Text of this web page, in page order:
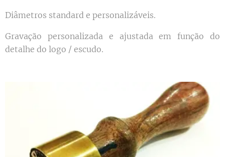
Diâmetros standard e personalizáveis.
Gravação personalizada e ajustada em função do
detalhe do logo / escudo.